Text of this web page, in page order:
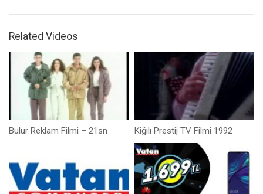
Related Videos
Bulur Reklam Filmi – 21sn Kiğılı Prestij TV Filmi 1992